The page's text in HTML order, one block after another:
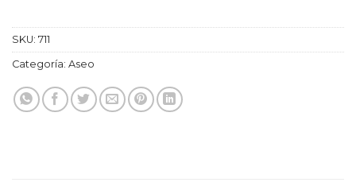
SKU: 711
Categoría: Aseo